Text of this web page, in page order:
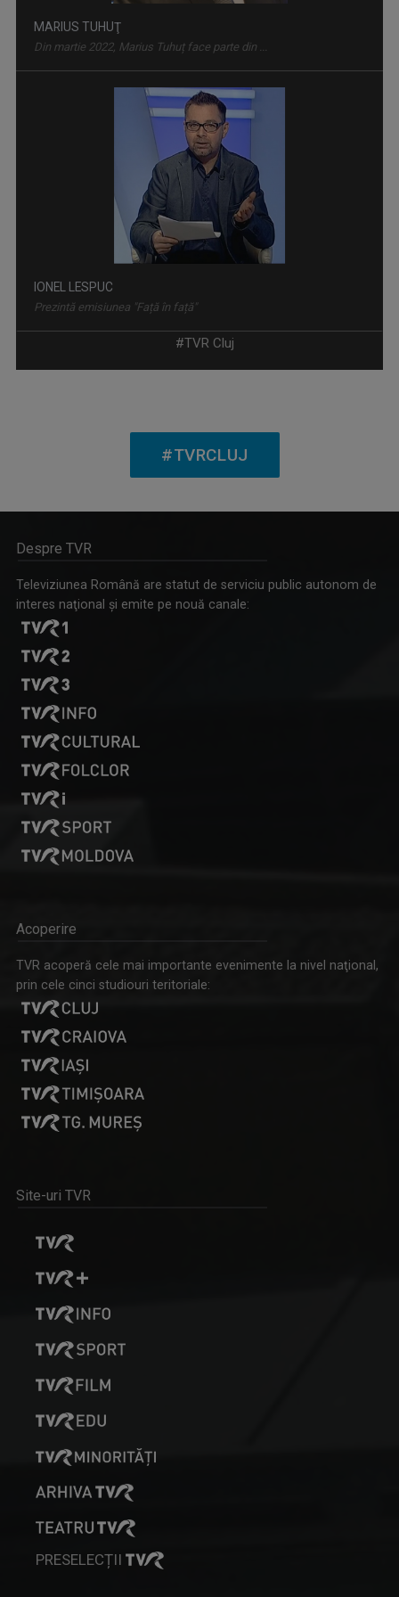
MARIUS TUHUŢ
Din martie 2022, Marius Tuhuț face parte din ...
IONEL LESPUC
Prezintă emisiunea "Față în față"
MIHNEA STOICA
SORINA NOROC
Reporter TVR Cluj. Mereu cu o atitudine ...
BĂNOI ALEXANDRU VALENTIN
De 10 ani sint “legat” de “Poveșțile lu Pilu”, ...
MARIA CINAR-JIGA
Jurnalist TV senior, TVR Cluj. Interesată de ...
#TVR Cluj
#TVRCLUJ
Despre TVR
Televiziunea Română are statut de serviciu public autonom de
interes naţional şi emite pe nouă canale:
Acoperire
TVR acoperă cele mai importante evenimente la nivel naţional,
prin cele cinci studiouri teritoriale:
Site-uri TVR
PRESELECȚII